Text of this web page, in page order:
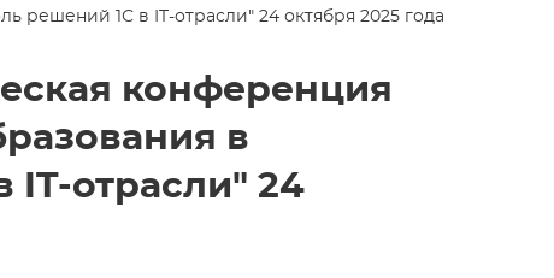
решений 1С в IT-отрасли" 24 октября 2025 года
конференция
в
IT-отрасли" 24